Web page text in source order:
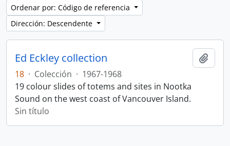
Ordenar por: Código de referencia
Dirección: Descendente
Ed Eckley collection
18 · Colección · 1967-1968
19 colour slides of totems and sites in Nootka
Sound on the west coast of Vancouver Island.
Sin título